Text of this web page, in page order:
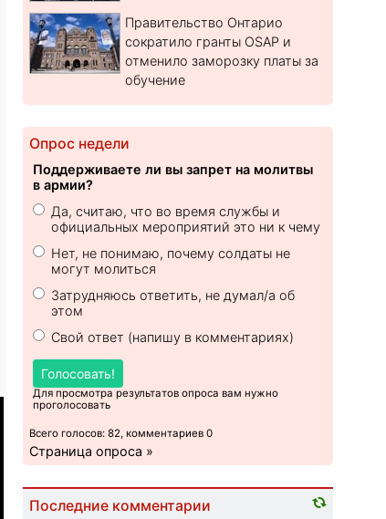
Правительство Онтарио
сократило гранты OSAP и
отменило заморозку платы за
обучение
Опрос недели
Поддерживаете ли вы запрет на молитвы
в армии?
Да, считаю, что во время службы и
официальных мероприятий это ни к чему
Нет, не понимаю, почему солдаты не
могут молиться
Затрудняюсь ответить, не думал/а об
этом
Свой ответ (напишу в комментариях)
Голосовать!
Для просмотра результатов опроса вам нужно
проголосовать
Всего голосов: 82, комментариев 0
Страница опроса »
Последние комментарии